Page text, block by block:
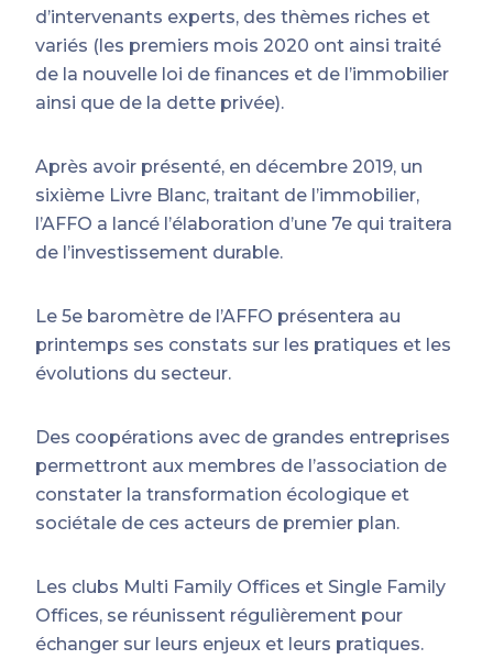
d’intervenants experts, des thèmes riches et
variés (les premiers mois 2020 ont ainsi traité
de la nouvelle loi de finances et de l’immobilier
ainsi que de la dette privée).
Après avoir présenté, en décembre 2019, un
sixième Livre Blanc, traitant de l’immobilier,
l’AFFO a lancé l’élaboration d’une 7e qui traitera
de l’investissement durable.
Le 5e baromètre de l’AFFO présentera au
printemps ses constats sur les pratiques et les
évolutions du secteur.
Des coopérations avec de grandes entreprises
permettront aux membres de l’association de
constater la transformation écologique et
sociétale de ces acteurs de premier plan.
Les clubs Multi Family Offices et Single Family
Offices, se réunissent régulièrement pour
échanger sur leurs enjeux et leurs pratiques.